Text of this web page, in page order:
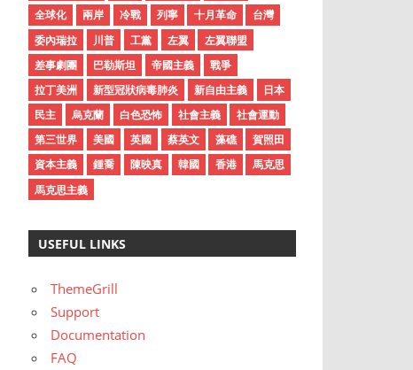
e
s
全球化
兩岸 冷戰 列寧 十月革命
台灣
委內瑞拉
川普 工黨 左翼
左翼聯盟
差事劇團
巴勒斯坦 帝國主義
戰爭
拉丁美洲
新型冠狀病毒肺炎 新自由主義
日本
民主
烏克蘭 白色恐怖 社會主義
社會運動
第三世界
美國 英國 蔡英文 藻礁
賀照田
資本主義
鍾喬 陳映真 韓國 香港
馬克思
馬克思主義
USEFUL LINKS
ThemeGrill
Support
Documentation
FAQ